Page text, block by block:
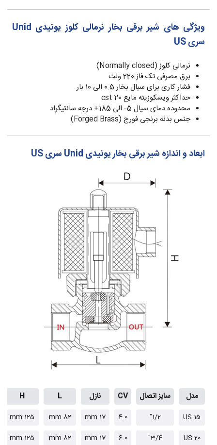
ویژگی های شیر برقی بخار نرمالی کلوز یونیدی Unid
سری US
نرمالی کلوز (Normally closed)
برق مصرفی تک فاز 220 ولت
فشار کاری برای سیال بخار 0.5 الی 10 بار
حداکثر ویسکوزیته مایع 20 cst
محدوده دمای سیال 5- الی 185+ درجه سانتیگراد
جنس بدنه برنجی فورج (Forged Brass)
ابعاد و اندازه شیر برقی بخار یونیدی Unid سری US
مدل سایز اتصال CV نازل L
H
US-15
1/2"
4.0
17 mm
82 mm
125 mm
US-20
3/4"
6.0
17 mm
82 mm
125 mm